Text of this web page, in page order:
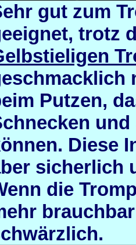
gut zum
trotz
Putzen,
Diese
sicherlich
die